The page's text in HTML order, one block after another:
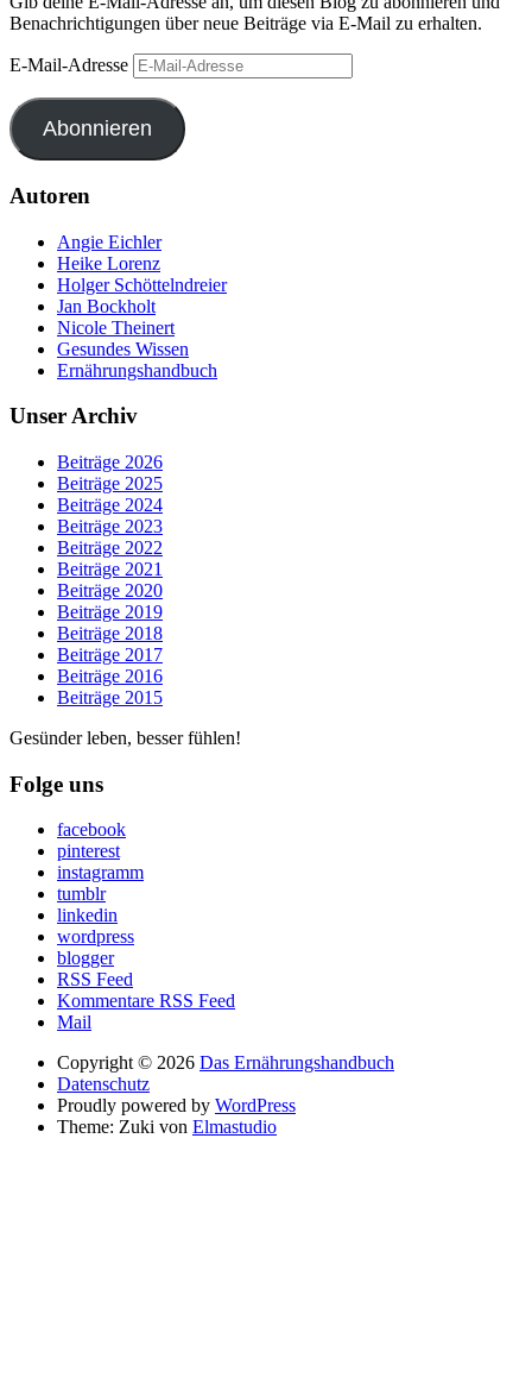
Benachrichtigungen über neue Beiträge via E-Mail zu erhalten.
E-Mail-Adresse
Abonnieren
Autoren
Angie Eichler
Heike Lorenz
Holger Schöttelndreier
Jan Bockholt
Nicole Theinert
Gesundes Wissen
Ernährungshandbuch
Unser Archiv
Beiträge 2026
Beiträge 2025
Beiträge 2024
Beiträge 2023
Beiträge 2022
Beiträge 2021
Beiträge 2020
Beiträge 2019
Beiträge 2018
Beiträge 2017
Beiträge 2016
Beiträge 2015
Gesünder leben, besser fühlen!
Folge uns
facebook
pinterest
instagramm
tumblr
linkedin
wordpress
blogger
RSS Feed
Kommentare RSS Feed
Mail
Copyright © 2026 Das Ernährungshandbuch
Datenschutz
Proudly powered by WordPress
Theme: Zuki von Elmastudio